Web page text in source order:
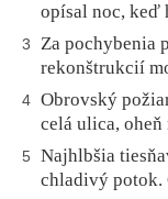
opísal noc, keď
3
Za pochybenia
rekonštrukcií
4 Obrovský
celá ulica,
5
Najhlbšia
chladivý potok.